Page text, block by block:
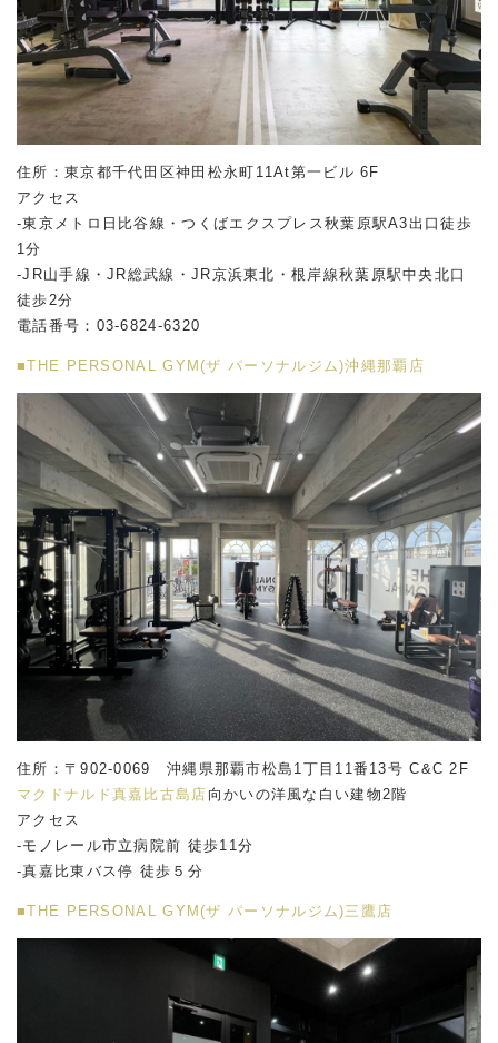
住所：東京都千代田区神田松永町11At第一ビル 6F
アクセス
-東京メトロ日比谷線・つくばエクスプレス秋葉原駅A3出口徒歩
1分
-JR山手線・JR総武線・JR京浜東北・根岸線秋葉原駅中央北口
徒歩2分
電話番号：03-6824-6320
■THE PERSONAL GYM(ザ パーソナルジム)沖縄那覇店
住所：〒902-0069 沖縄県那覇市松島1丁目11番13号 C&C 2F
マクドナルド真嘉比古島店 向かいの洋風な白い建物2階
アクセス
-モノレール市立病院前 徒歩11分
-真嘉比東バス停 徒歩５分
■THE PERSONAL GYM(ザ パーソナルジム)三鷹店